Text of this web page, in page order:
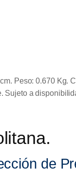
Peso: 0.670 Kg.
a
de